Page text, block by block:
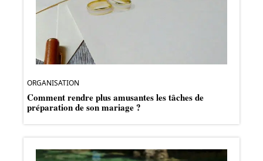
ORGANISATION
Comment rendre plus amusantes les tâches de
préparation de son mariage ?